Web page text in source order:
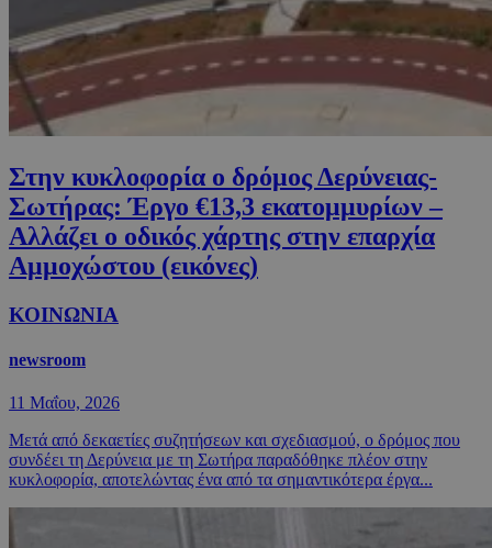
Στην κυκλοφορία ο δρόμος Δερύνειας-
Σωτήρας: Έργο €13,3 εκατομμυρίων –
Αλλάζει ο οδικός χάρτης στην επαρχία
Αμμοχώστου (εικόνες)
ΚΟΙΝΩΝΙΑ
newsroom
11 Μαΐου, 2026
Μετά από δεκαετίες συζητήσεων και σχεδιασμού, ο δρόμος που
συνδέει τη Δερύνεια με τη Σωτήρα παραδόθηκε πλέον στην
κυκλοφορία, αποτελώντας ένα από τα σημαντικότερα έργα...